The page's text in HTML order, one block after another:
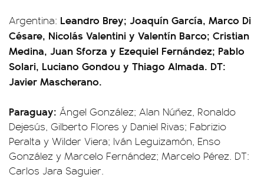
Argentina: Leandro Brey; Joaquín García, Marco Di
Césare, Nicolás Valentini y Valentín Barco; Cristian
Medina, Juan Sforza y Ezequiel Fernández; Pablo
Solari, Luciano Gondou y Thiago Almada. DT:
Javier Mascherano.
Paraguay: Ángel González; Alan Núñez, Ronaldo
Dejesús, Gilberto Flores y Daniel Rivas; Fabrizio
Peralta y Wilder Viera; Iván Leguizamón, Enso
González y Marcelo Fernández; Marcelo Pérez. DT:
Carlos Jara Saguier.